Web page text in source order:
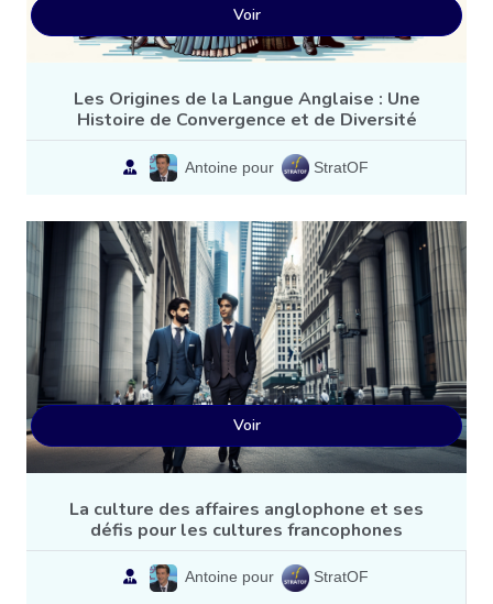
Voir
Les Origines de la Langue Anglaise : Une
Histoire de Convergence et de Diversité
Antoine pour StratOF
Voir
La culture des affaires anglophone et ses
défis pour les cultures francophones
Antoine pour StratOF